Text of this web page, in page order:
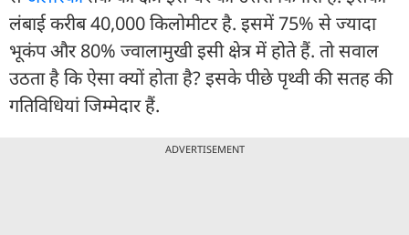
लंबाई करीब 40,000 किलोमीटर है. इसमें 75% से ज्यादा
भूकंप और 80% ज्वालामुखी इसी क्षेत्र में होते हैं. तो सवाल
उठता है कि ऐसा क्यों होता है? इसके पीछे पृथ्वी की सतह की
गतिविधियां जिम्मेदार हैं.
ADVERTISEMENT